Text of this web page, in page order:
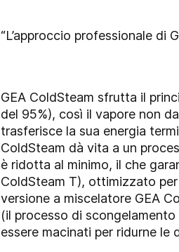
“L’approccio professionale di
GEA ColdSteam sfrutta il
del 95%), così il vapore non
trasferisce la sua energia
ColdSteam dà vita a un
è ridotta al minimo, il che
ColdSteam T), ottimizzato per
versione a miscelatore GEA
(il processo di
essere macinati per ridurne